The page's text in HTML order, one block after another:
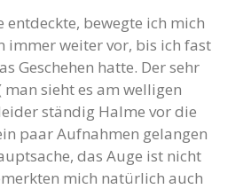
entdeckte, bewegte ich mich
immer weiter vor, bis ich fast
Geschehen hatte. Der sehr
sieht es am welligen
ständig Halme vor die
paar Aufnahmen gelangen
das Auge ist nicht
mich natürlich auch